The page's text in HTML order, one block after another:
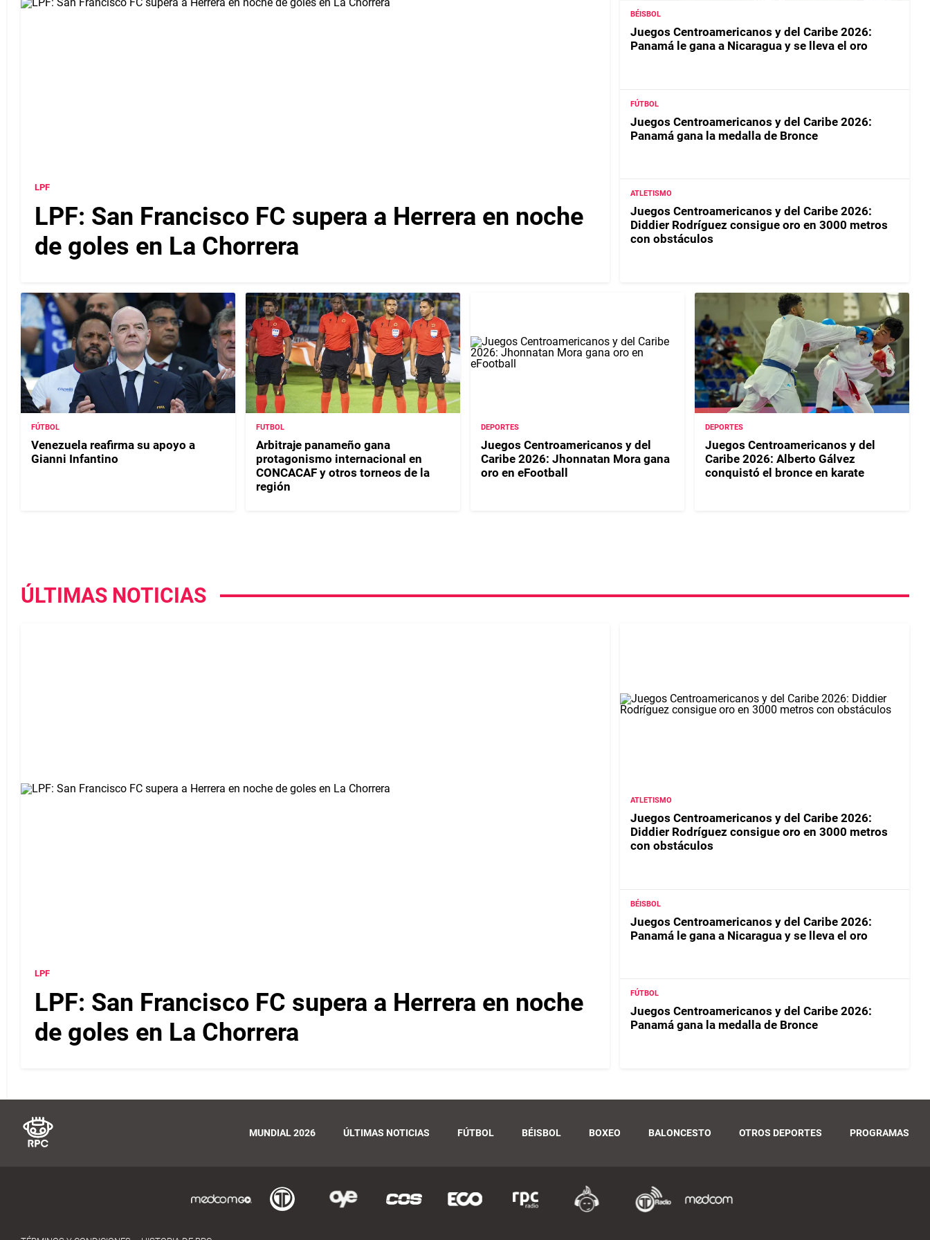
LPF
LPF: San Francisco FC supera a Herrera en noche
de goles en La Chorrera
BÉISBOL
Juegos Centroamericanos y del Caribe 2026:
Panamá le gana a Nicaragua y se lleva el oro
FÚTBOL
Juegos Centroamericanos y del Caribe 2026:
Panamá gana la medalla de Bronce
ATLETISMO
Juegos Centroamericanos y del Caribe 2026:
Diddier Rodríguez consigue oro en 3000 metros
con obstáculos
FÚTBOL
Venezuela reafirma su apoyo a
Gianni Infantino
FUTBOL
Arbitraje panameño gana
protagonismo internacional en
CONCACAF y otros torneos de la
región
DEPORTES
Juegos Centroamericanos y del
Caribe 2026: Jhonnatan Mora gana
oro en eFootball
DEPORTES
Juegos Centroamericanos y del
Caribe 2026: Alberto Gálvez
conquistó el bronce en karate
ÚLTIMAS NOTICIAS
LPF
LPF: San Francisco FC supera a Herrera en noche
de goles en La Chorrera
ATLETISMO
Juegos Centroamericanos y del Caribe 2026:
Diddier Rodríguez consigue oro en 3000 metros
con obstáculos
BÉISBOL
Juegos Centroamericanos y del Caribe 2026:
Panamá le gana a Nicaragua y se lleva el oro
FÚTBOL
Juegos Centroamericanos y del Caribe 2026:
Panamá gana la medalla de Bronce
MUNDIAL 2026 ÚLTIMAS NOTICIAS FÚTBOL BÉISBOL BOXEO BALONCESTO OTROS DEPORTES PROGRAMAS